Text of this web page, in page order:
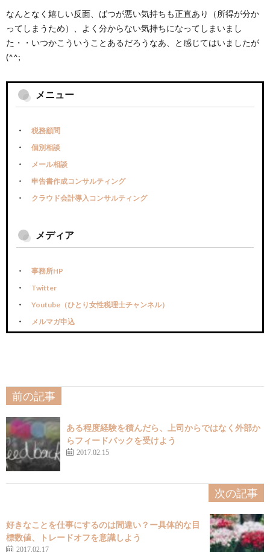
なんとなく嬉しい反面、ばつが悪い気持ちも正直あり（所得が分か
ってしまうため）、よく分からない気持ちになってしまいまし
た・・いつかこういうことあるだろうなあ、と感じてはいましたが
(^^;
メニュー
税務顧問
個別相談
メール相談
申告書作成コンサルティング
クラウド会計導入コンサルティング
メディア
事務所HP
Twitter
Youtube（ひとり女性税理士チャンネル）
メルマガ申込
前の記事
ある程度経験を積んだら、上司からではなく外部か
らフィードバックを受けよう
2017.02.15
次の記事
好きなことを仕事にするのは間違い？ー具体的な目
標数値、トレードオフを意識しよう
2017.02.17